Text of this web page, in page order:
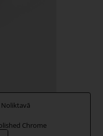
Noliktavā
Chrome